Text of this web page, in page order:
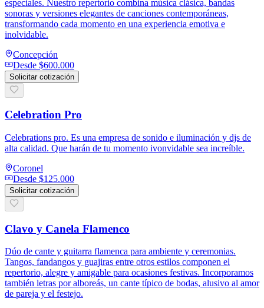
especiales. Nuestro repertorio combina música clásica, bandas
sonoras y versiones elegantes de canciones contemporáneas,
transformando cada momento en una experiencia emotiva e
inolvidable.
Concepción
Desde $600.000
Solicitar cotización
Celebration Pro
Celebrations pro. Es una empresa de sonido e iluminación y djs de
alta calidad. Que harán de tu momento ivonvidable sea increíble.
Coronel
Desde $125.000
Solicitar cotización
Clavo y Canela Flamenco
Dúo de cante y guitarra flamenca para ambiente y ceremonias.
Tangos, fandangos y guajiras entre otros estilos componen el
repertorio, alegre y amigable para ocasiones festivas. Incorporamos
también letras por alboreás, un cante típico de bodas, alusivo al amor
de pareja y el festejo.